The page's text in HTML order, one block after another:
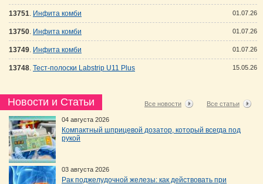
01.07.26
13751. Инфита комби
01.07.26
13750. Инфита комби
01.07.26
13749. Инфита комби
15.05.26
13748. Тест-полоски Labstrip U11 Plus
Новости и Статьи Все статьи
Все новости
04 августа 2026
Компактный шприцевой дозатор, который всегда под
рукой
03 августа 2026
Рак поджелудочной железы: как действовать при